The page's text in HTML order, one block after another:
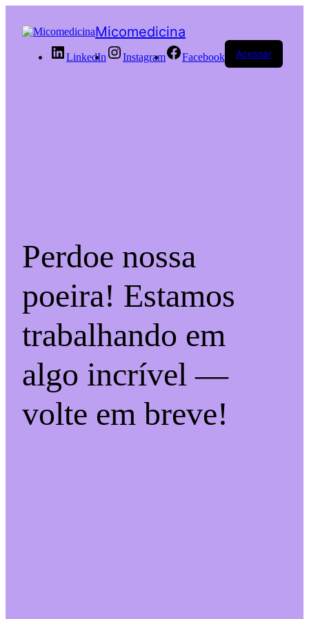
Micomedicina
LinkedIn Instagram Facebook Acessar
Perdoe nossa
poeira! Estamos
trabalhando em
algo incrível —
volte em breve!